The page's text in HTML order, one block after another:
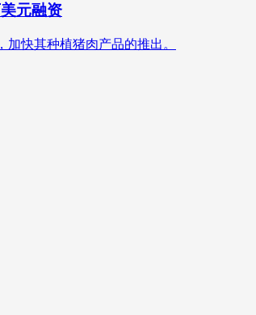
元融资
加快其种植猪肉产品的推出。